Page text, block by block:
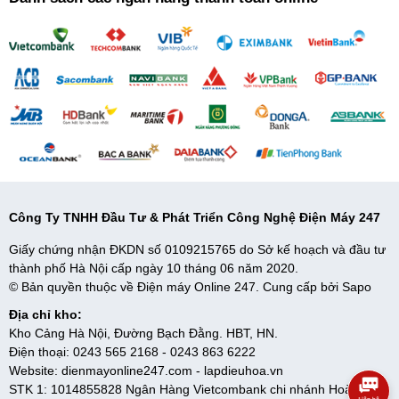
tâm bảo hành điều hòa Casper & trạm bảo hành ủy quyền phủ
rộng khắp 63 tỉnh thành trên Toàn Quốc, cùng với đội ngũ kỹ thuật
viên được đào tạo tay nghề cao, tác phong chuyên nghiệp sẽ xử lý
nhanh chóng, mang tới cho Bạn sự hài lòng tốt nhất.
Bạn có thể tham khảo thêm các dòng điều hoà chính hãng được
phân phối bởi Điện máy 247 trực tiếp trên
website: dienmayonline247.com -lapdieuhoa.vn
Công Ty TNHH Đầu Tư & Phát Triển Công Nghệ Điện Máy 247
Giấy chứng nhận ĐKDN số 0109215765 do Sở kế hoạch và đầu tư
thành phố Hà Nội cấp ngày 10 tháng 06 năm 2020.
© Bản quyền thuộc về Điện máy Online 247. Cung cấp bởi Sapo
Địa chỉ kho:
Kho Cảng Hà Nội, Đường Bạch Đằng. HBT, HN.
Điện thoại: 0243 565 2168 - 0243 863 6222
Website: dienmayonline247.com - lapdieuhoa.vn
STK 1: 1014855828 Ngân Hàng Vietcombank chi nhánh Hoàng